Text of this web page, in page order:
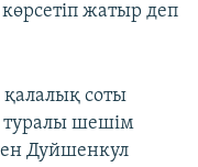
жатыр деп
соты
туралы шешім
Дуйшенкул